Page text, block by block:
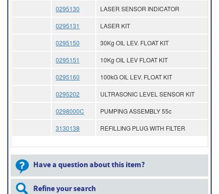
0295130 LASER SENSOR INDICATOR
0295131 LASER KIT
0295150 30Kg OIL LEV. FLOAT KIT
0295151 10Kg OIL LEV FLOAT KIT
0295160 100kG OIL LEV. FLOAT KIT
0295202 ULTRASONIC LEVEL SENSOR KIT
0298000C PUMPING ASSEMBLY 55c
3130138 REFILLING PLUG WITH FILTER
Have a question about this item?
Refine your search